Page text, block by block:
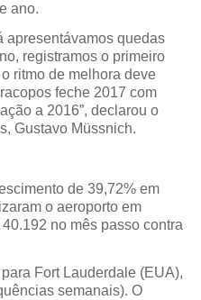
ano.
apresentávamos quedas
registramos o primeiro
ritmo de melhora deve
feche 2017 com
a 2016”, declarou o
Gustavo Müssnich.
de 39,72% em
o aeroporto em
40.192 no mês passo contra
Fort Lauderdale (EUA),
semanais). O